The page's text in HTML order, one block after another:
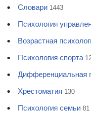
Словари 1443
Психология
Возрастная
Психология спорта
Дифференциальная
Хрестоматия 130
Психология семьи 81